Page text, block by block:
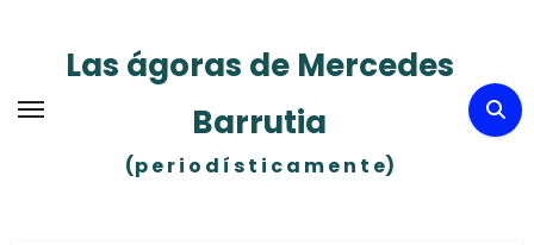
contenidoLas ágoras de Mercedes
Barrutia
(p e r i o d í s t i c a m e n t e)